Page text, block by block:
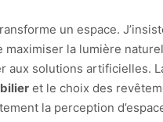
un espace.
maximiser la lumière
aux solutions artificielles.
et le choix des
la perception